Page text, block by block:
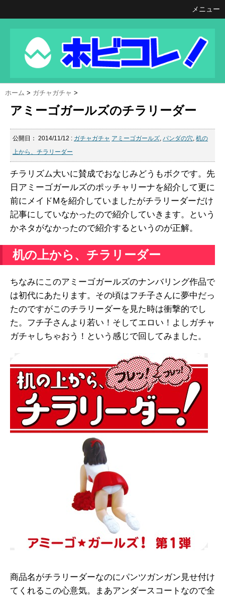
メニュー
ホーム > ガチャガチャ >
アミーゴガールズのチラリーダー
公開日： 2014/11/12 : ガチャガチャ アミーゴガールズ, パンダの穴, 机の
上から、チラリーダー
チラリズム大いに賛成でおなじみどうもボクです。先
日アミーゴガールズのポッチャリーナを紹介して更に
前にメイドMを紹介していましたがチラリーダーだけ
記事にしていなかったので紹介していきます。という
かネタがなかったので紹介するというのが正解。
机の上から、チラリーダー
ちなみにこのアミーゴガールズのナンバリング作品で
は初代にあたります。その頃はフチ子さんに夢中だっ
たのですがこのチラリーダーを見た時は衝撃的でし
た。フチ子さんより若い！そしてエロい！よしガチャ
ガチャしちゃおう！という感じで回してみました。
商品名がチラリーダーなのにパンツガンガン見せ付け
てくれるこの心意気。まあアンダースコートなので全